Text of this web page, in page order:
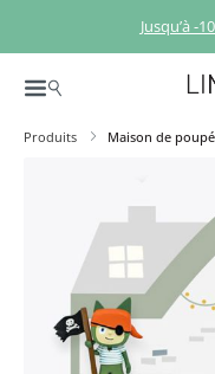
Passer au contenuJusqu’à -
Produits Maison de